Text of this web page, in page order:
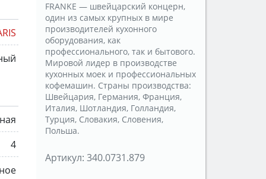
4
FRANKE — швейцарский концерн,
один из самых крупных в мире
производителей кухонного
оборудования, как
профессионального, так и бытового.
Мировой лидер в производстве
кухонных моек и профессиональных
кофемашин. Страны производства:
Швейцария, Германия, Франция,
Италия, Шотландия, Голландия,
Турция, Словакия, Словения,
Польша.
Артикул: 340.0731.879